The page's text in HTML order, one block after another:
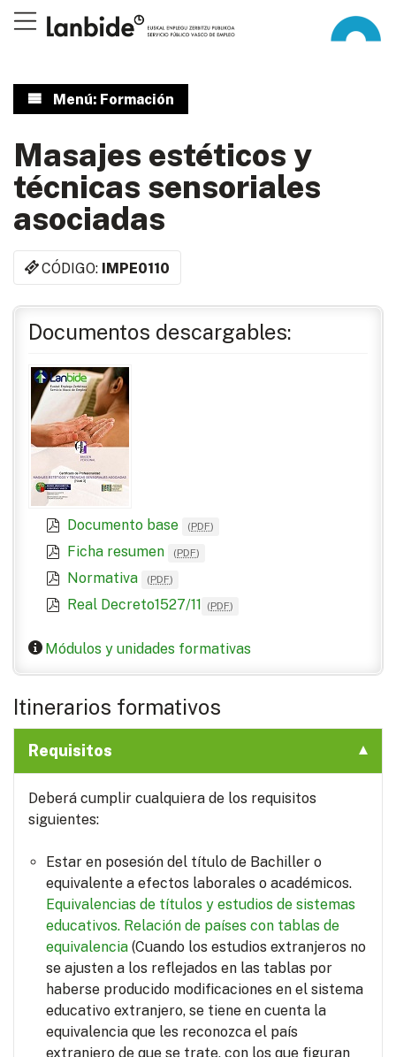
Menú: Formación
Masajes estéticos y
técnicas sensoriales
asociadas
CÓDIGO: IMPE0110
Documentos descargables:
Documento base (PDF)
Ficha resumen (PDF)
Normativa (PDF)
Real Decreto1527/11 (PDF)
Módulos y unidades formativas
Itinerarios formativos
Requisitos
Deberá cumplir cualquiera de los requisitos
siguientes:
Estar en posesión del título de Bachiller o
equivalente a efectos laborales o académicos.
Equivalencias de títulos y estudios de sistemas
educativos. Relación de países con tablas de
equivalencia (Cuando los estudios extranjeros no
se ajusten a los reflejados en las tablas por
haberse producido modificaciones en el sistema
educativo extranjero, se tiene en cuenta la
equivalencia que les reconozca el país
extranjero de que se trate, con los que figuran